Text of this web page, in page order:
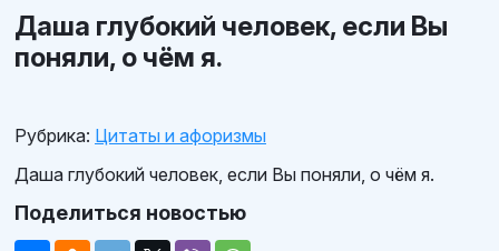
Даша глубокий человек, если Вы
поняли, о чём я.
Рубрика: Цитаты и афоризмы
Даша глубокий человек, если Вы поняли, о чём я.
Поделиться новостью